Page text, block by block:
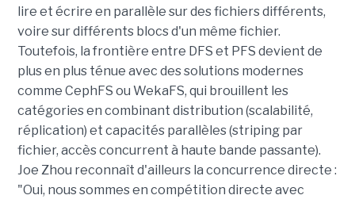
lire et écrire en parallèle sur des fichiers différents,
voire sur différents blocs d'un même fichier.
Toutefois, la frontière entre DFS et PFS devient de
plus en plus ténue avec des solutions modernes
comme CephFS ou WekaFS, qui brouillent les
catégories en combinant distribution (scalabilité,
réplication) et capacités parallèles (striping par
fichier, accès concurrent à haute bande passante).
Joe Zhou reconnaît d'ailleurs la concurrence directe :
"Oui, nous sommes en compétition directe avec